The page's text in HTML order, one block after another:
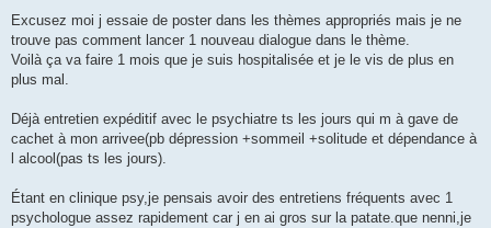
s
a
g
Excusez moi j essaie de poster dans les thèmes appropriés mais je ne
trouve pas comment lancer 1 nouveau dialogue dans le thème.
Voilà ça va faire 1 mois que je suis hospitalisée et je le vis de plus en
plus mal.
Déjà entretien expéditif avec le psychiatre ts les jours qui m à gave de
cachet à mon arrivee(pb dépression +sommeil +solitude et dépendance à
l alcool(pas ts les jours).
Étant en clinique psy,je pensais avoir des entretiens fréquents avec 1
psychologue assez rapidement car j en ai gros sur la patate.que nenni,je